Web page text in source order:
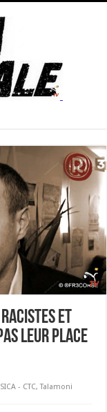
racistes et
leur place
- CTC,Talamoni